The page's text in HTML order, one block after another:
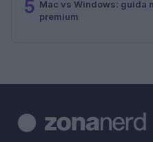
5 Mac vs Windows: guida
premium